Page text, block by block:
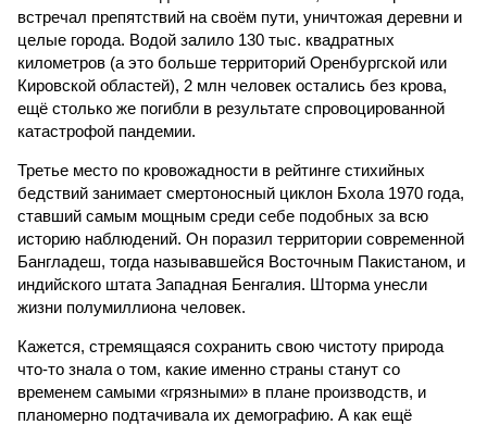
встречал препятствий на своём пути, уничтожая деревни и
целые города. Водой залило 130 тыс. квадратных
километров (а это больше территорий Оренбургской или
Кировской областей), 2 млн человек остались без крова,
ещё столько же погибли в результате спровоцированной
катастрофой пандемии.
Третье место по кровожадности в рейтинге стихийных
бедствий занимает смертоносный циклон Бхола 1970 года,
ставший самым мощным среди себе подобных за всю
историю наблюдений. Он поразил территории современной
Бангладеш, тогда называвшейся Восточным Пакистаном, и
индийского штата Западная Бенгалия. Шторма унесли
жизни полумиллиона человек.
Кажется, стремящаяся сохранить свою чистоту природа
что-то знала о том, какие именно страны станут со
временем самыми «грязными» в плане производств, и
планомерно подтачивала их демографию. А как ещё